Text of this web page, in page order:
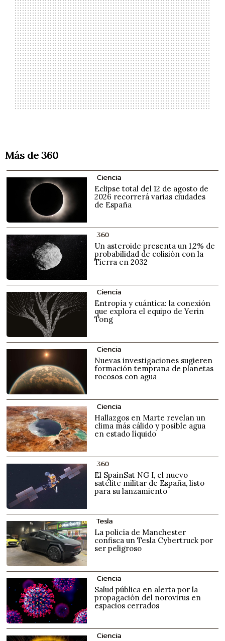
Más de 360
Ciencia
Eclipse total del 12 de agosto de
2026 recorrerá varias ciudades
de España
360
Un asteroide presenta un 1,2% de
probabilidad de colisión con la
Tierra en 2032
Ciencia
Entropía y cuántica: la conexión
que explora el equipo de Yerin
Tong
Ciencia
Nuevas investigaciones sugieren
formación temprana de planetas
rocosos con agua
Ciencia
Hallazgos en Marte revelan un
clima más cálido y posible agua
en estado líquido
360
El SpainSat NG I, el nuevo
satélite militar de España, listo
para su lanzamiento
Tesla
La policía de Manchester
confisca un Tesla Cybertruck por
ser peligroso
Ciencia
Salud pública en alerta por la
propagación del norovirus en
espacios cerrados
Ciencia